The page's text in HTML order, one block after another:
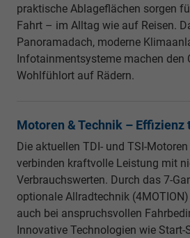
praktische Ablageflächen sorgen
Fahrt – im Alltag wie auf Reisen.
Panoramadach, moderne
Infotainmentsysteme machen den
Wohlfühlort auf Rädern.
Motoren & Technik –
Die aktuellen TDI- und TSI-
verbinden kraftvolle Leistung mit
Verbrauchswerten. Durch das 7-
optionale Allradtechnik
auch bei anspruchsvollen
Innovative Technologien wie